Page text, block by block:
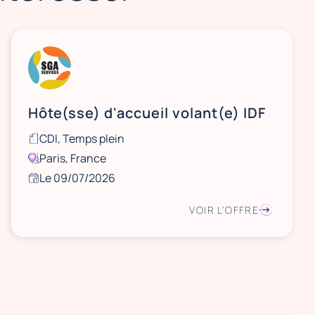
Hôte(sse) d'accueil volant(e) IDF
CDI, Temps plein
Paris, France
Le 09/07/2026
VOIR L'OFFRE